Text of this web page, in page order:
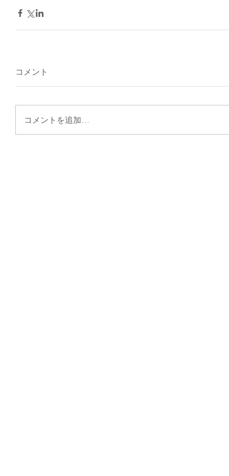
コメント
コメントを追加…